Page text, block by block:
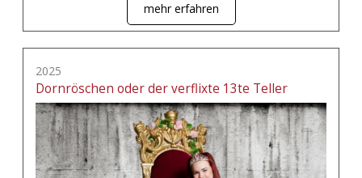
mehr erfahren
2025
Dornröschen oder der verflixte 13te Teller